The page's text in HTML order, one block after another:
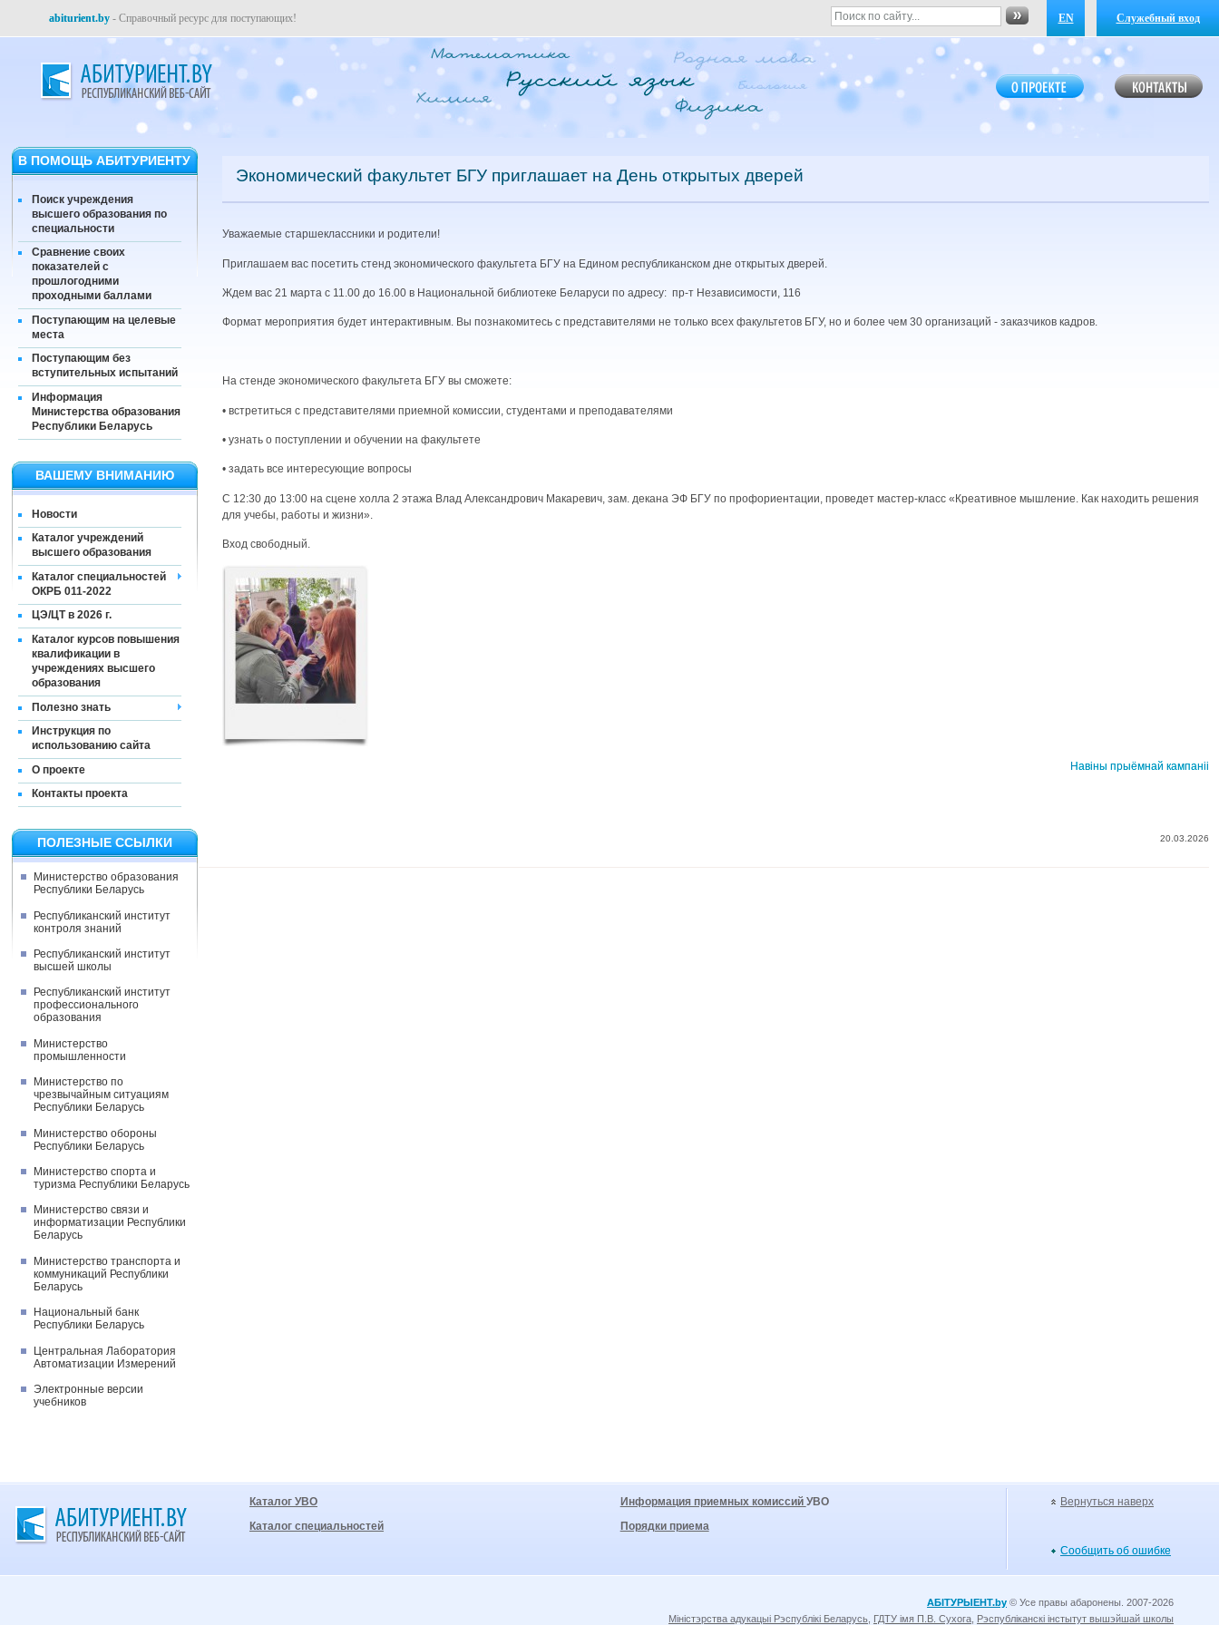
EN Служебный вход
abiturient.by - Справочный ресурс для поступающих!
В ПОМОЩЬ АБИТУРИЕНТУ
Поиск учреждения
высшего образования по
специальности
Сравнение своих
показателей с
прошлогодними
проходными баллами
Поступающим на целевые
места
Поступающим без
вступительных испытаний
Информация
Министерства образования
Республики Беларусь
ВАШЕМУ ВНИМАНИЮ
Новости
Каталог учреждений
высшего образования
Каталог специальностей
ОКРБ 011-2022
ЦЭ/ЦТ в 2026 г.
Каталог курсов повышения
квалификации в
учреждениях высшего
образования
Полезно знать
Инструкция по
использованию сайта
О проекте
Контакты проекта
ПОЛЕЗНЫЕ ССЫЛКИ
Министерство образования
Республики Беларусь
Республиканский институт
контроля знаний
Республиканский институт
высшей школы
Республиканский институт
профессионального
образования
Министерство
промышленности
Министерство по
чрезвычайным ситуациям
Республики Беларусь
Министерство обороны
Республики Беларусь
Министерство спорта и
туризма Республики Беларусь
Министерство связи и
информатизации Республики
Беларусь
Министерство транспорта и
коммуникаций Республики
Беларусь
Национальный банк
Республики Беларусь
Центральная Лаборатория
Автоматизации Измерений
Электронные версии
учебников
Экономический факультет БГУ приглашает на День открытых дверей
Уважаемые старшеклассники и родители!
Приглашаем вас посетить стенд экономического факультета БГУ на Едином республиканском дне открытых дверей.
Ждем вас 21 марта с 11.00 до 16.00 в Национальной библиотеке Беларуси по адресу: пр-т Независимости, 116
Формат мероприятия будет интерактивным. Вы познакомитесь с представителями не только всех факультетов БГУ, но и более чем 30 организаций - заказчиков кадров.
На стенде экономического факультета БГУ вы сможете:
• встретиться с представителями приемной комиссии, студентами и преподавателями
• узнать о поступлении и обучении на факультете
• задать все интересующие вопросы
С 12:30 до 13:00 на сцене холла 2 этажа Влад Александрович Макаревич, зам. декана ЭФ БГУ по профориентации, проведет мастер-класс «Креативное мышление. Как находить решения
для учебы, работы и жизни».
Вход свободный.
Навіны прыёмнай кампаніі
20.03.2026
Вернуться наверх
Сообщить об ошибке
Каталог УВО
Каталог специальностей
Информация приемных комиссий УВО
Порядки приема
АБІТУРЫЕНТ.by © Усе правы абаронены. 2007-2026
Міністэрства адукацыі Рэспублікі Беларусь
ГДТУ імя П.В. Сухога Рэспубліканскі інстытут вышэйшай школы